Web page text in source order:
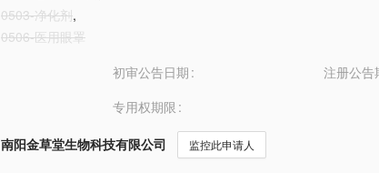
0503-净化剂,
0506-医用眼罩
初审公告日期
注册公告
专用权期限
南阳金草堂生物科技有限公司 监控此申请人